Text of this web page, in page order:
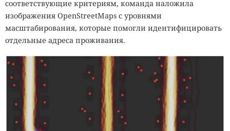
соответствующие критериям, команда наложила
изображения OpenStreetMaps с уровнями
масштабирования, которые помогли идентифицировать
отдельные адреса проживания.